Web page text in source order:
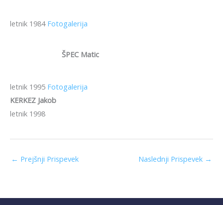
letnik 1984 Fotogalerija
ŠPEC Matic
letnik 1995 Fotogalerija
KERKEZ Jakob
letnik 1998
← Prejšnji Prispevek Naslednji Prispevek →